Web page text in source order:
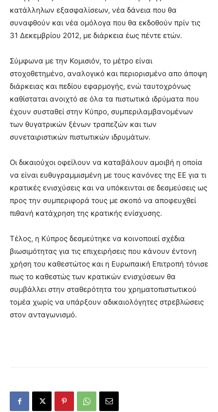
κατάλληλων εξασφαλίσεων, νέα δάνεια που θα
συναφθούν και νέα ομόλογα που θα εκδοθούν πρίν τις
31 Δεκεμβρίου 2012, με διάρκεια έως πέντε ετών.
Σύμφωνα με την Κομισιόν, το μέτρο είναι
στοχοθετημένο, αναλογικό και περιορισμένο απο άποψη
διάρκειας και πεδίου εφαρμογής, ενώ ταυτοχρόνως
καθίσταται ανοιχτό σε όλα τα πιστωτικά ιδρύματα που
έχουν συσταθεί στην Κύπρο, συμπεριλαμβανομένων
των θυγατρικών ξένων τραπεζών και των
συνεταιριστικών πιστωτικών ιδρυμάτων.
Οι δικαιούχοι οφείλουν να καταβάλουν αμοιβή η οποία
να είναι ευθυγραμμισμένη με τους κανόνες της ΕΕ για τι
κρατικές ενισχύσεις και να υπόκεινται σε δεσμεύσεις ως
προς την συμπεριφορά τους με σκοπό να αποφευχθεί
πιθανή κατάχρηση της κρατικής ενίσχυσης.
Τέλος, η Κύπρος δεσμεύτηκε να κοινοποιεί σχέδια
βιωσιμότητας για τις επιχειρήσεις που κάνουν έντονη
χρήση του καθεστώτος και η Ευρωπαική Επιτροπή τόνισε
πως το καθεστώς των κρατικών ενισχύσεων θα
συμβάλλει στην σταθερότητα του χρηματοπιστωτικού
τομέα χωρίς να υπάρξουν αδικαιολόγητες στρεβλώσεις
στον ανταγωνισμό.